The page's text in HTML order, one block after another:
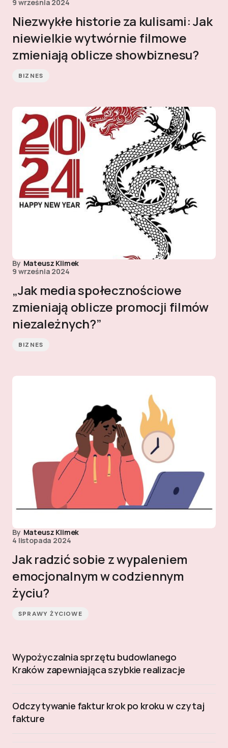
9 września 2024
Niezwykłe historie za kulisami: Jak
niewielkie wytwórnie filmowe
zmieniają oblicze showbiznesu?
BIZNES
By Mateusz Klimek
9 września 2024
„Jak media społecznościowe
zmieniają oblicze promocji filmów
niezależnych?”
BIZNES
By Mateusz Klimek
4 listopada 2024
Jak radzić sobie z wypaleniem
emocjonalnym w codziennym
życiu?
SPRAWY ŻYCIOWE
Wypożyczalnia sprzętu budowlanego
Kraków zapewniająca szybkie realizacje
Odczytywanie faktur krok po kroku w czytaj
fakture